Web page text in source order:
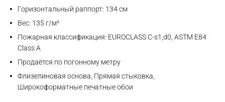
Горизонтальный раппорт: 134 см
Вес: 135 г/м²
Пожарная классификация: EUROCLASS C-s1,d0, ASTM E84
Class A
Продаётся по погонному метру
Флизелиновая основа, Прямая стыковка,
Широкоформатные печатные обои